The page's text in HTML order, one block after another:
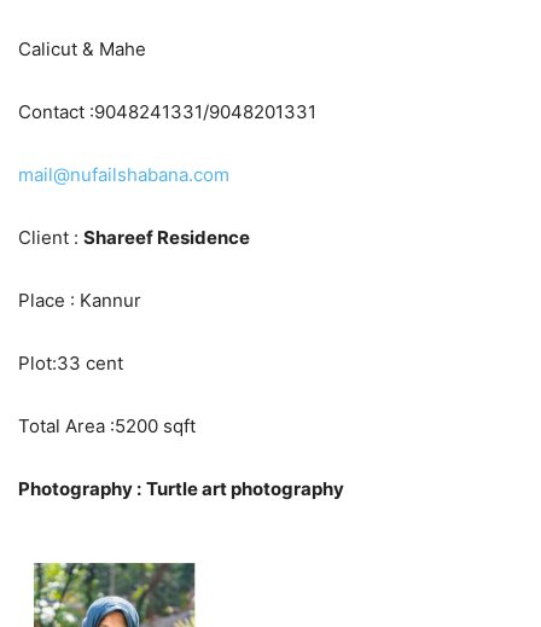
Calicut & Mahe
Contact :9048241331/9048201331
mail@nufailshabana.com
Client : Shareef Residence
Place : Kannur
Plot:33 cent
Total Area :5200 sqft
Photography : Turtle art photography